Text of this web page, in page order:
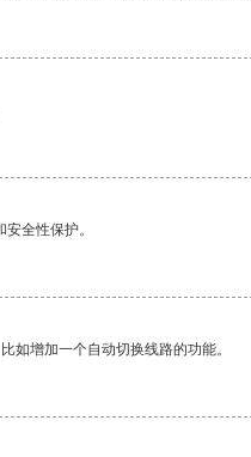
全性保护。
如增加一个自动切换线路的功能。